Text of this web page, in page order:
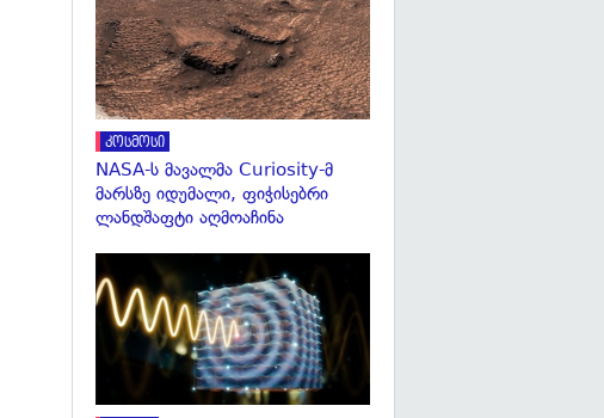
კოსმოსი
NASA-ს მავალმა Curiosity-მ
მარსზე იდუმალი, ფიჭისებრი
ლანდშაფტი აღმოაჩინა